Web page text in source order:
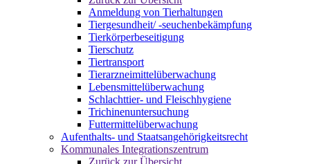
Anmeldung von Tierhaltungen
Tiergesundheit/ -seuchenbekämpfung
Tierkörperbeseitigung
Tierschutz
Tiertransport
Tierarzneimittelüberwachung
Lebensmittelüberwachung
Schlachttier- und Fleischhygiene
Trichinenuntersuchung
Futtermittelüberwachung
Aufenthalts- und Staatsangehörigkeitsrecht
Kommunales Integrationszentrum
Zurück zur Übersicht